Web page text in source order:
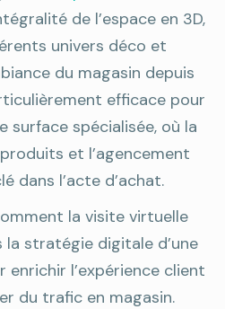
de l’espace en 3D,
univers déco et
du magasin depuis
efficace pour
surface spécialisée, où la
et l’agencement
dans l’acte d’achat.
la visite virtuelle
la stratégie digitale d’une
enrichir l’expérience client
du trafic en magasin.